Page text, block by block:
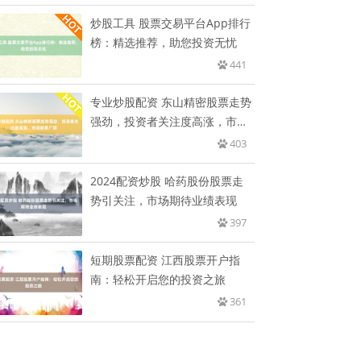
炒股工具 股票交易平台App排行
榜：精选推荐，助您投资无忧
441
专业炒股配资 东山精密股票走势
强劲，投资者关注度高涨，市场
403
2024配资炒股 哈药股份股票走
势引关注，市场期待业绩表现
397
短期股票配资 江西股票开户指
南：轻松开启您的投资之旅
361